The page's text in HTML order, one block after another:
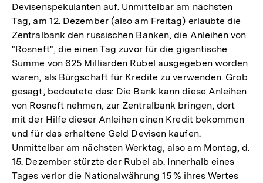
Devisenspekulanten auf. Unmittelbar am nächsten
Tag, am 12. Dezember (also am Freitag) erlaubte die
Zentralbank den russischen Banken, die Anleihen von
"Rosneft", die einen Tag zuvor für die gigantische
Summe von 625 Milliarden Rubel ausgegeben worden
waren, als Bürgschaft für Kredite zu verwenden. Grob
gesagt, bedeutete das: Die Bank kann diese Anleihen
von Rosneft nehmen, zur Zentralbank bringen, dort
mit der Hilfe dieser Anleihen einen Kredit bekommen
und für das erhaltene Geld Devisen kaufen.
Unmittelbar am nächsten Werktag, also am Montag, d.
15. Dezember stürzte der Rubel ab. Innerhalb eines
Tages verlor die Nationalwährung 15 % ihres Wertes